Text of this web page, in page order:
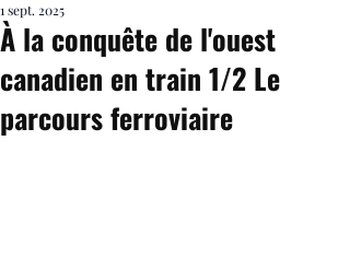
À la conquête de l'ouest
canadien en train 1/2 Le
parcours ferroviaire
1 sept. 2025